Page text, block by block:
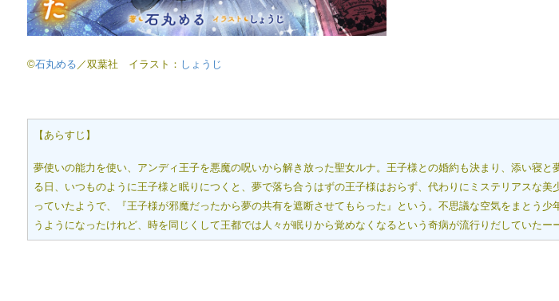
©石丸める ／双葉社 イラスト： しょうじ
【あらすじ】
夢使いの能力を使い、アンディ王子を悪魔の呪いから解き放った聖女ルナ。王子様との婚約も決まり、添い寝
る日、いつものように王子様と眠りにつくと、夢で落ち合うはずの王子様はおらず、代わりにミステリアスな
っていたようで、『王子様が邪魔だったから夢の共有を遮断させてもらった』という。不思議な空気をまとう
うようになったけれど、時を同じくして王都では人々が眠りから覚めなくなるという奇病が流行りだしていたー